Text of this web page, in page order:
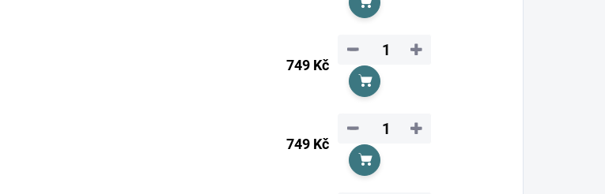
Do košíku
749 Kč
+
−
Do košíku
749 Kč
+
−
Do košíku